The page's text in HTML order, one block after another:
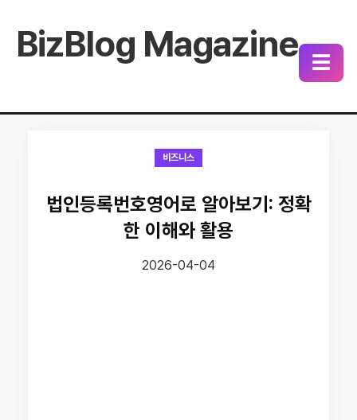
BizBlog Magazine ☰
비즈니스
법인등록번호영어로 알아보기: 정확
한 이해와 활용
2026-04-04